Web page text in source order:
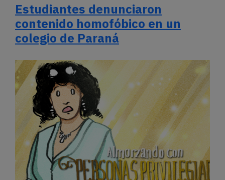
Estudiantes denunciaron
contenido homofóbico en un
colegio de Paraná